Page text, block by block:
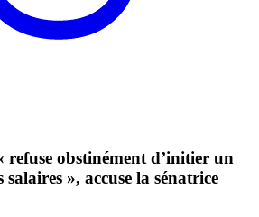
refuse obstinément d’initier un
», accuse la sénatrice